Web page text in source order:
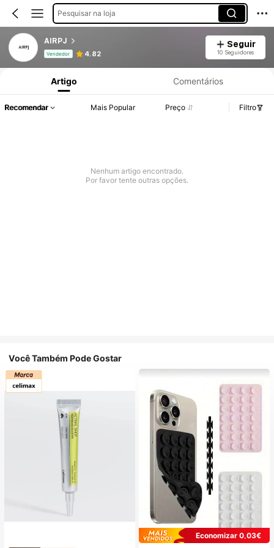
Pesquisar na loja
AIRPJ
Vendedor 4.82
Seguir
10 Seguidores
Informações do Produto: Divulgação de Preço, Vendas e Detalhes de Stock.
Artigo Comentários
Recomendar Mais Popular Preço Filtro
Nenhum artigo encontrado.
Por favor tente outras opções.
Você Também Pode Gostar
Economizar 0,03€